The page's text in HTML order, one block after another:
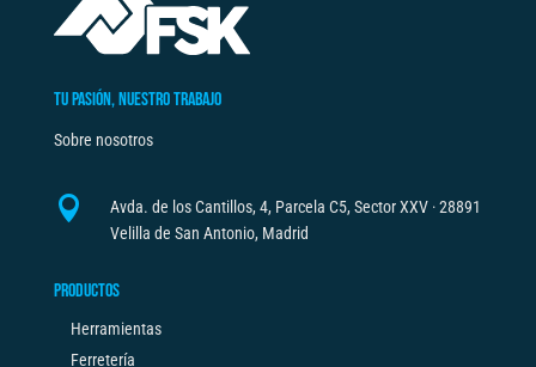
TU PASIÓN, NUESTRO TRABAJO
Sobre nosotros

Avda. de los Cantillos, 4, Parcela C5, Sector XXV · 28891
Velilla de San Antonio, Madrid
PRODUCTOS
Herramientas
Ferretería